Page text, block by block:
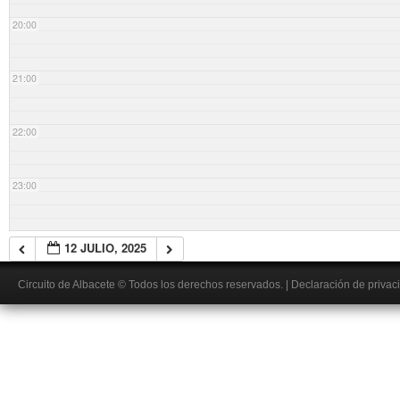
20:00
21:00
22:00
23:00
12 JULIO, 2025
Circuito de Albacete © Todos los derechos reservados. Declaración de